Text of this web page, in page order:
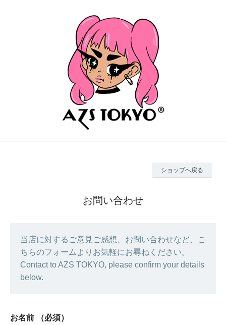
ショップへ戻る
お問い合わせ
当店に対するご意見ご感想、お問い合わせなど、こ
ちらのフォームよりお気軽にお尋ねください。
Contact to AZS TOKYO, please confirm your details
below.
お名前 （必須）